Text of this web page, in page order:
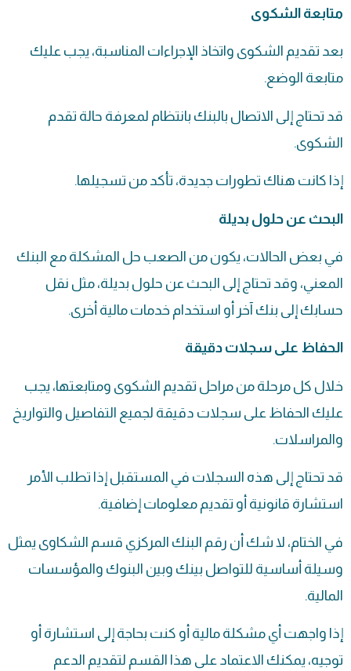
متابعة الشكوى
بعد تقديم الشكوى واتخاذ الإجراءات المناسبة، يجب عليك
متابعة الوضع.
قد تحتاج إلى الاتصال بالبنك بانتظام لمعرفة حالة تقدم
الشكوى.
إذا كانت هناك تطورات جديدة، تأكد من تسجيلها.
البحث عن حلول بديلة
في بعض الحالات، يكون من الصعب حل المشكلة مع البنك
المعني، وقد تحتاج إلى البحث عن حلول بديلة، مثل نقل
حسابك إلى بنك آخر أو استخدام خدمات مالية أخرى.
الحفاظ على سجلات دقيقة
خلال كل مرحلة من مراحل تقديم الشكوى ومتابعتها، يجب
عليك الحفاظ على سجلات دقيقة لجميع التفاصيل والتواريخ
والمراسلات.
قد تحتاج إلى هذه السجلات في المستقبل إذا تطلب الأمر
استشارة قانونية أو تقديم معلومات إضافية.
في الختام، لا شك أن رقم البنك المركزي قسم الشكاوى يمثل
وسيلة أساسية للتواصل بينك وبين البنوك والمؤسسات
المالية.
إذا واجهت أي مشكلة مالية أو كنت بحاجة إلى استشارة أو
توجيه، يمكنك الاعتماد على هذا القسم لتقديم الدعم